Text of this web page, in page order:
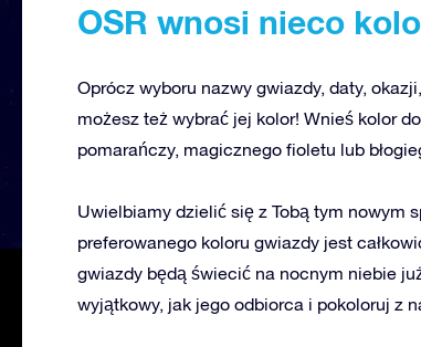
OSR wnosi nieco
Oprócz wyboru nazwy gwiazdy, daty,
możesz też wybrać jej kolor! Wnieś kolor
pomarańczy, magicznego fioletu lub
Uwielbiamy dzielić się z Tobą tym nowym
preferowanego koloru gwiazdy jest
gwiazdy będą świecić na nocnym niebie
wyjątkowy, jak jego odbiorca i pokoloruj z